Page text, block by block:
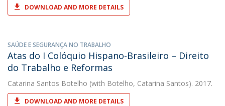
DOWNLOAD AND MORE DETAILS
SAÚDE E SEGURANÇA NO TRABALHO
Atas do I Colóquio Hispano-Brasileiro – Direito
do Trabalho e Reformas
Catarina Santos Botelho (with Botelho, Catarina Santos). 2017.
DOWNLOAD AND MORE DETAILS